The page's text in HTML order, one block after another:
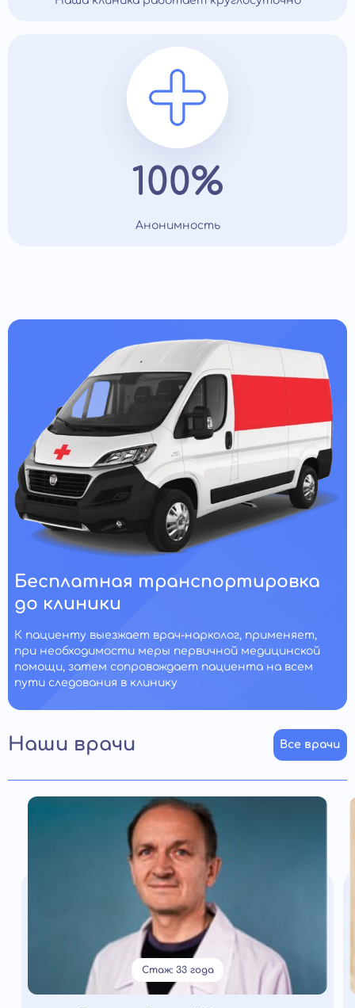
100%
Анонимность
Бесплатная транспортировка
до клиники
К пациенту выезжает врач-нарколог, применяет,
при необходимости меры первичной медицинской
помощи, затем сопровождает пациента на всем
пути следования в клинику
Наши врачи Все врачи
Стаж: 33 года